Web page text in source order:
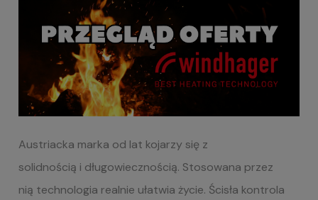
Austriacka marka od lat kojarzy się z
solidnością i długowiecznością. Stosowana przez
nią technologia realnie ułatwia życie. Ścisła kontrola